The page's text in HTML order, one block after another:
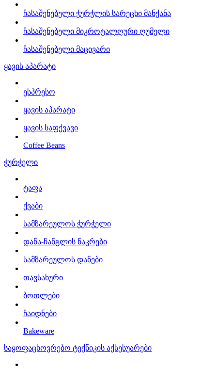
ჩასაშენებელი ჭურჭლის სარეცხი მანქანა
ჩასაშენებელი მიკროტალღური ღუმელი
ჩასაშენებელი მაცივარი
ყავის აპარატი
ესპრესო
ყავის აპარატი
ყავის საფქვავი
Coffee Beans
ჭურჭელი
ტაფა
ქვაბი
სამზარეულოს ჭურჭელი
დანა-ჩანგლის ნაკრები
სამზარეულოს დანები
თავსახური
ბოთლები
ჩაიდნები
Bakeware
საყოფაცხოვრებო ტექნიკის აქსესუარები